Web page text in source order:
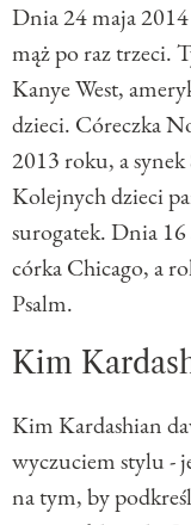
Dnia 24 maja
mąż po raz trzeci.
Kanye West,
dzieci. Córeczka
2013 roku, a
Kolejnych dzieci
surogatek. Dnia
córka Chicago, a
Psalm.
Kim
Kim Kardashian
wyczuciem stylu -
na tym, by